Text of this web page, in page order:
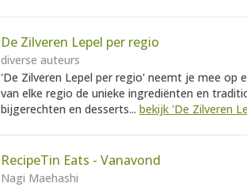
De Zilveren Lepel per regio
diverse auteurs
'De Zilveren Lepel per regio' neemt je mee op
van elke regio de unieke ingrediënten en
bijgerechten en desserts... bekijk 'De Zilveren
RecipeTin Eats - Vanavond
Nagi Maehashi